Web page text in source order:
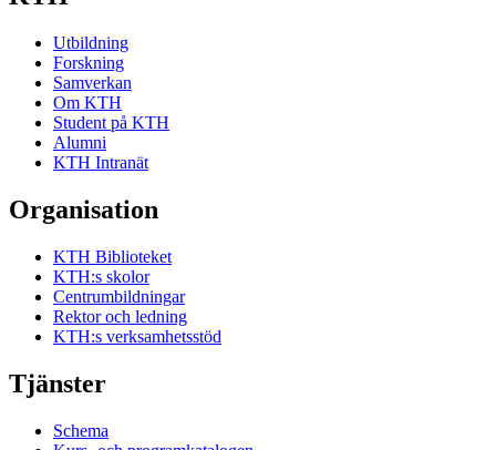
Utbildning
Forskning
Samverkan
Om KTH
Student på KTH
Alumni
KTH Intranät
Organisation
KTH Biblioteket
KTH:s skolor
Centrumbildningar
Rektor och ledning
KTH:s verksamhetsstöd
Tjänster
Schema